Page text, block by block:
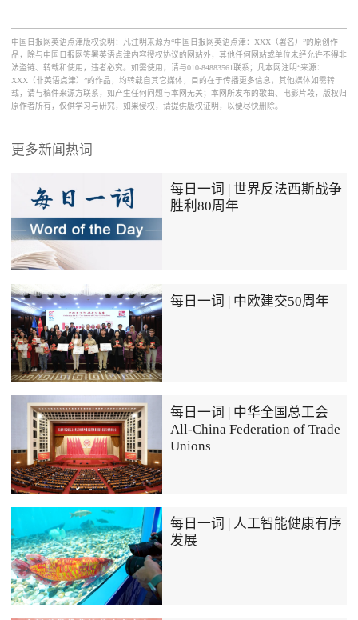
中国日报网英语点津版权说明：凡注明来源为“中国日报网英语点津：XXX（署名）”的原创作
品，除与中国日报网签署英语点津内容授权协议的网站外，其他任何网站或单位未经允许不得非
法盗链、转载和使用，违者必究。如需使用，请与010-84883561联系；凡本网注明“来源：
XXX（非英语点津）”的作品，均转载自其它媒体，目的在于传播更多信息，其他媒体如需转
载，请与稿件来源方联系，如产生任何问题与本网无关；本网所发布的歌曲、电影片段，版权归
原作者所有，仅供学习与研究，如果侵权，请提供版权证明，以便尽快删除。
更多新闻热词
每日一词 | 世界反法西斯战争
胜利80周年
每日一词 | 中欧建交50周年
每日一词 | 中华全国总工会
All-China Federation of Trade
Unions
每日一词 | 人工智能健康有序
发展